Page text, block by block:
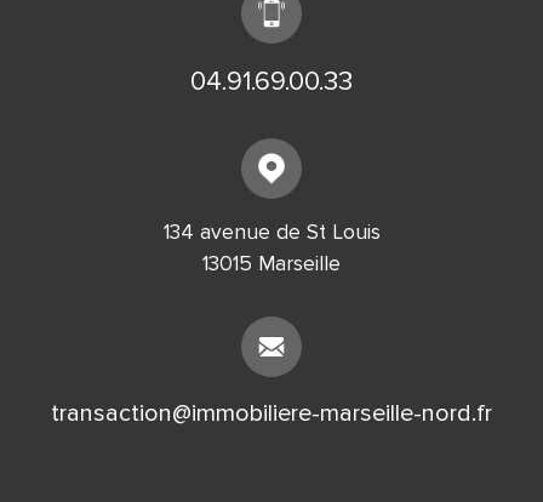
04.91.69.00.33
transaction@immobiliere-marseille-nord.fr
134 avenue de St Louis
13015 Marseille